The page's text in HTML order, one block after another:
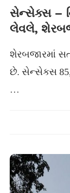
સેન્સેક્સ –
લેવલે,
શેરબજારમાં
છે. સેન્સેક્સ
…